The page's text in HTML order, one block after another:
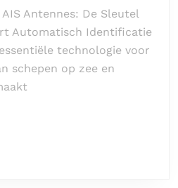
Een
van
Antennes: De Sleutel
Automatisch Identificatie
technologie voor
schepen op zee en